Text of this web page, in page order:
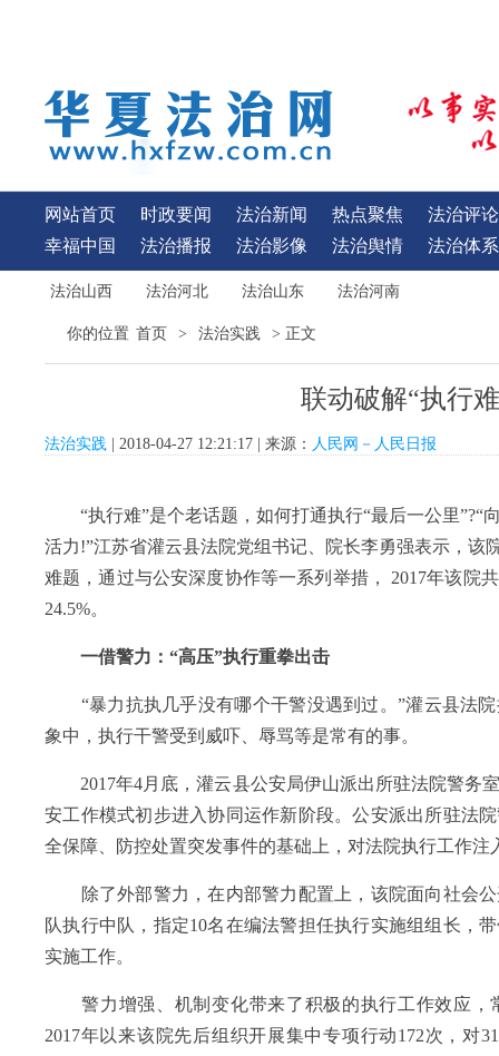
网站首页 时政要闻 法治新闻 热点聚焦
法治评论
幸福中国
法治播报 法治影像 法治舆情 法治体系
法治山西 法治河北 法治山东 法治河南
你的位置 首页 > 法治实践 > 正文
联动破解“执行
法治实践 | 2018-04-27 12:21:17 | 来源： 人民网－人民日报
“执行难”是个老话题，如何打通执行“最后一公里”?“
活力!”江苏省灌云县法院党组书记、院长李勇强表示，该
难题，通过与公安深度协作等一系列举措， 2017年该院
24.5%。
一借警力：“高压”执行重拳出击
“暴力抗执几乎没有哪个干警没遇到过。”灌云县法院
象中，执行干警受到威吓、辱骂等是常有的事。
2017年4月底，灌云县公安局伊山派出所驻法院警务
安工作模式初步进入协同运作新阶段。公安派出所驻法
全保障、防控处置突发事件的基础上，对法院执行工作注
除了外部警力，在内部警力配置上，该院面向社会公
队执行中队，指定10名在编法警担任执行实施组组长，
实施工作。
警力增强、机制变化带来了积极的执行工作效应，
2017年以来该院先后组织开展集中专项行动172次，对